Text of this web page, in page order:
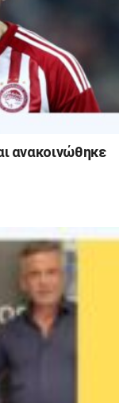
ανακοινώθηκε